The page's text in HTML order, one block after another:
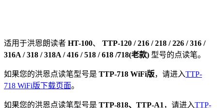
适用于洪恩朗读者 HT-100、 TTP-120 / 216 / 218 / 226 / 316 /
316A / 318 / 318A / 416 / 518 / 618 /718(老款) 型号的点读笔。
如果您的洪恩点读笔型号是 TTP-718 WiFi版，请进入TTP-
718 WiFi版下载页面。
如果您的洪恩点读笔型号是 TTP-818、TTP-A1 ，请进入TTP-